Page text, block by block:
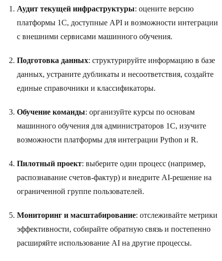
Аудит текущей инфраструктуры: оцените версию
платформы 1C, доступные API и возможности интеграции
с внешними сервисами машинного обучения.
Подготовка данных: структурируйте информацию в базе
данных, устраните дубликаты и несоответствия, создайте
единые справочники и классификаторы.
Обучение команды: организуйте курсы по основам
машинного обучения для администраторов 1C, изучите
возможности платформы для интеграции Python и R.
Пилотный проект: выберите один процесс (например,
распознавание счетов-фактур) и внедрите AI-решение на
ограниченной группе пользователей.
Мониторинг и масштабирование: отслеживайте метрики
эффективности, собирайте обратную связь и постепенно
расширяйте использование AI на другие процессы.